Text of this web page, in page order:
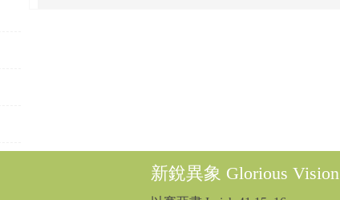
新銳異象 Glorious Vision